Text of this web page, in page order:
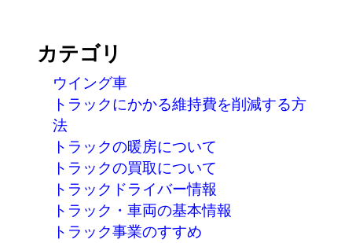
カテゴリ
ウイング車
トラックにかかる維持費を削減する方
法
トラックの暖房について
トラックの買取について
トラックドライバー情報
トラック・車両の基本情報
トラック事業のすすめ